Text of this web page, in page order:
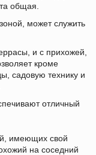
общая.
может служить
и с прихожей,
кроме
садовую технику и
отличный
имеющих свой
на соседний